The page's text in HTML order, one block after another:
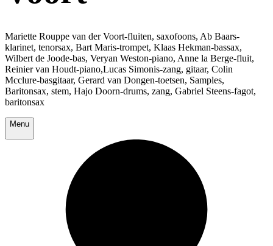
Mariette Rouppe van der Voort-fluiten, saxofoons, Ab Baars-
klarinet, tenorsax, Bart Maris-trompet, Klaas Hekman-bassax,
Wilbert de Joode-bas, Veryan Weston-piano, Anne la Berge-fluit,
Reinier van Houdt-piano,Lucas Simonis-zang, gitaar, Colin
Mcclure-basgitaar, Gerard van Dongen-toetsen, Samples,
Baritonsax, stem, Hajo Doorn-drums, zang, Gabriel Steens-fagot,
baritonsax
Menu